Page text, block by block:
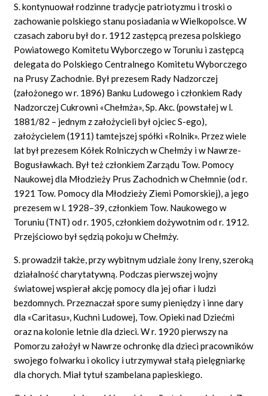
S. kontynuował rodzinne tradycje patriotyzmu i troski o
zachowanie polskiego stanu posiadania w Wielkopolsce. W
czasach zaboru był do r. 1912 zastępcą prezesa polskiego
Powiatowego Komitetu Wyborczego w Toruniu i zastępcą
delegata do Polskiego Centralnego Komitetu Wyborczego
na Prusy Zachodnie. Był prezesem Rady Nadzorczej
(założonego w r. 1896) Banku Ludowego i członkiem Rady
Nadzorczej Cukrowni «Chełmża», Sp. Akc. (powstałej w l.
1881/82 – jednym z założycieli był ojciec S-ego),
założycielem (1911) tamtejszej spółki «Rolnik». Przez wiele
lat był prezesem Kółek Rolniczych w Chełmży i w Nawrze-
Bogusławkach. Był też członkiem Zarządu Tow. Pomocy
Naukowej dla Młodzieży Prus Zachodnich w Chełmnie (od r.
1921 Tow. Pomocy dla Młodzieży Ziemi Pomorskiej), a jego
prezesem w l. 1928–39, członkiem Tow. Naukowego w
Toruniu (TNT) od r. 1905, członkiem dożywotnim od r. 1912.
Przejściowo był sędzią pokoju w Chełmży.
S. prowadził także, przy wybitnym udziale żony Ireny, szeroką
działalność charytatywną. Podczas pierwszej wojny
światowej wspierał akcję pomocy dla jej ofiar i ludzi
bezdomnych. Przeznaczał spore sumy pieniędzy i inne dary
dla «Caritasu», Kuchni Ludowej, Tow. Opieki nad Dziećmi
oraz na kolonie letnie dla dzieci. W r. 1920 pierwszy na
Pomorzu założył w Nawrze ochronkę dla dzieci pracowników
swojego folwarku i okolicy i utrzymywał stałą pielęgniarkę
dla chorych. Miał tytuł szambelana papieskiego.